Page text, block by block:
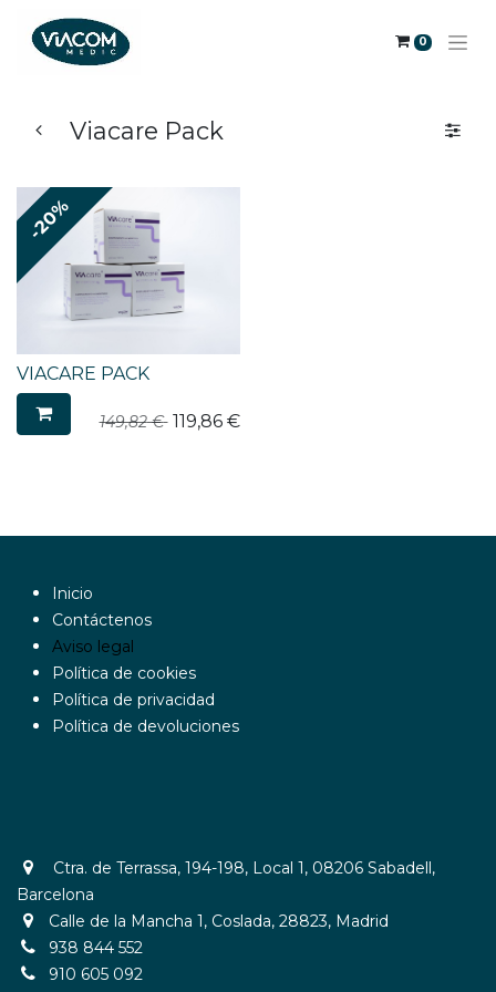
0
Viacare Pack
-20%
VIACARE PACK
149,82€ 119,86€
Inicio
Contáctenos
Aviso legal
Política de cookies
Política de privacidad
Política de devoluciones
Ctra. de Terrassa, 194-198, Local 1, 08206 Sabadell,
Barcelona
Calle de la Mancha 1, Coslada, 28823, Madrid
938 844 552
910 605 092​